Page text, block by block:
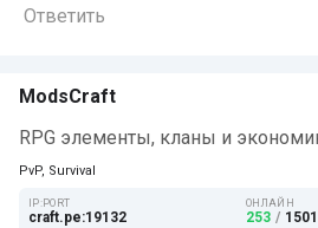
Ответить
ModsCraft
RPG элементы, кланы и
PvP, Survival
IP:PORT
craft.pe:19132
ОНЛАЙН
253 / 1501